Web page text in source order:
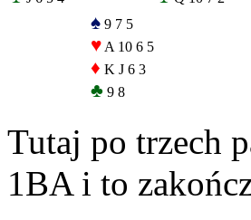
♠ 9 7 5
♥ A 10 6 5
♦ K J 6 3
♣ 9 8
Tutaj po trzech
1BA i to